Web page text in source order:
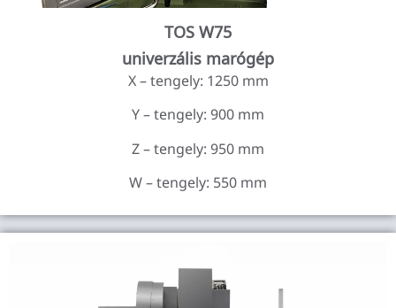
TOS W75
univerzális marógép
X – tengely: 1250 mm
Y – tengely: 900 mm
Z – tengely: 950 mm
W – tengely: 550 mm